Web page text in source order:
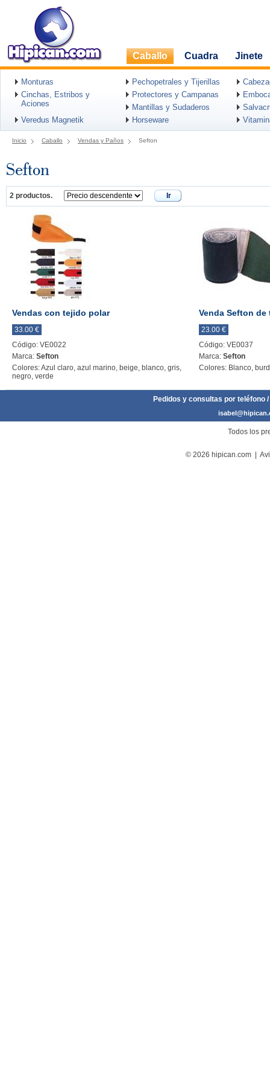
Caballo Cuadra Jinete
Monturas Pechopetrales y Tijerillas
Cinchas, Estribos y
Aciones
Protectores y Campanas
Mantillas y Sudaderos
Veredus Magnetik
Horseware
Inicio Caballo Vendas y Paños Sefton
Sefton
2 productos. Ir
Vendas con tejido polar
33.00 €
Código: VE0022
Marca: Sefton
Colores: Azul claro, azul marino, beige, blanco, gris,
negro, verde
Venda Sefton de
23.00 €
Código: VE0037
Marca: Sefton
Colores: Blanco,
Pedidos y consultas por teléfono
Todos los
© 2026 hipican.com |